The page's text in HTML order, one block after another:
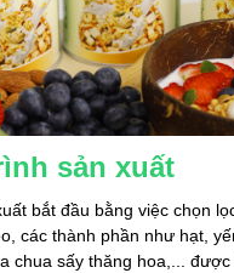
sản xuất
bắt đầu bằng việc chọn
các thành phần như hạt,
chua sấy thăng hoa,...